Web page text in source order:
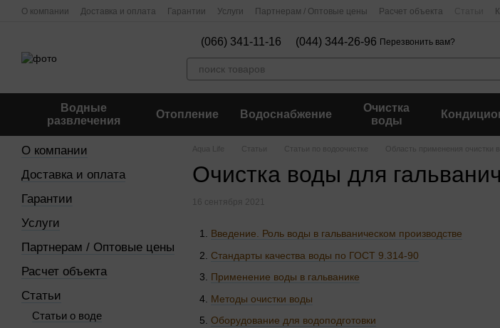
Перейти к основному контенту
О компании Доставка и оплата Гарантии Услуги Партнерам / Оптовые цены Расчет объекта
(066) 341-11-16 (044) 344-26-96 Перезвонить вам?
Водные
развлечения
Отопление Водоснабжение
Очистка
воды
Aqua Life Статьи Статьи по водоочистке Область применения очистки
Очистка воды для
16 сентября 2021
Введение. Роль воды в гальваническом производстве
Стандарты качества воды по ГОСТ 9.314-90
Применение воды в гальванике
Методы очистки воды
Оборудование для водоподготовки
О компании
Доставка и оплата
Гарантии
Услуги
Партнерам / Оптовые цены
Расчет объекта
Статьи
Статьи о воде